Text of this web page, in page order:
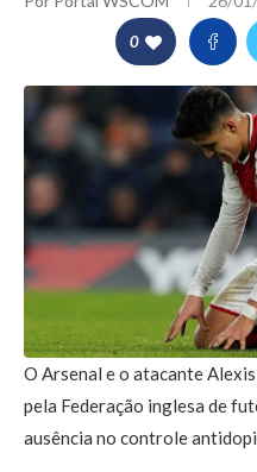
0
O Arsenal e o atacante
pela Federação inglesa de
ausência no controle